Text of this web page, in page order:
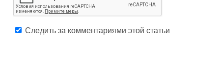
Следить за комментариями этой статьи